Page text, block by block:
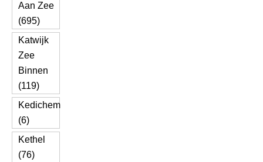
Aan Zee
(695)
Katwijk
Zee
Binnen
(119)
Kedichem
(6)
Kethel
(76)